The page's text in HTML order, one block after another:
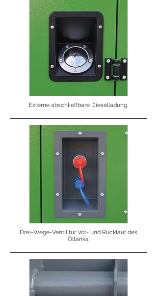
Externe abschließbare Dieselladung.
Drei-Wege-Ventil für Vor- und Rücklauf des
Öltanks.